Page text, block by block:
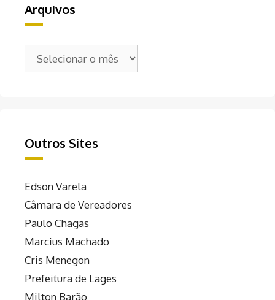
Arquivos
Outros Sites
Edson Varela
Câmara de Vereadores
Paulo Chagas
Marcius Machado
Cris Menegon
Prefeitura de Lages
Milton Barão